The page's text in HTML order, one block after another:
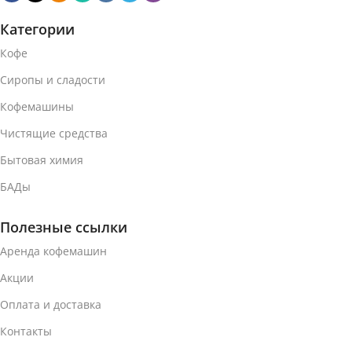
Категории
Кофе
Сиропы и сладости
Кофемашины
Чистящие средства
Бытовая химия
БАДы
Полезные ссылки
Аренда кофемашин
Акции
Оплата и доставка
Контакты